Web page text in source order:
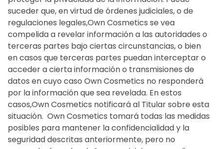
suceder que, en virtud de órdenes judiciales, o de
regulaciones legales,Own Cosmetics se vea
compelida a revelar información a las autoridades o
terceras partes bajo ciertas circunstancias, o bien
en casos que terceras partes puedan interceptar o
acceder a cierta información o transmisiones de
datos en cuyo caso Own Cosmetics no responderá
por la información que sea revelada. En estos
casos,Own Cosmetics notificará al Titular sobre esta
situación. ‍ Own Cosmetics tomará todas las medidas
posibles para mantener la confidencialidad y la
seguridad descritas anteriormente, pero no